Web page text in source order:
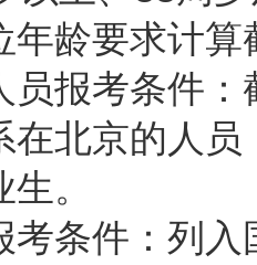
年龄要求计
员报考条件
在北京的人
。
考条件：列